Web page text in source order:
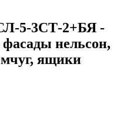
5-3СТ-2+БЯ -
нельсон,
ящики